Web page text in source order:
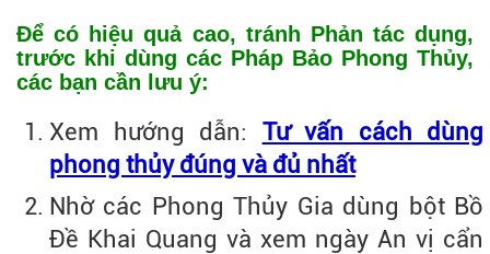
Để có hiệu quả cao, tránh Phản tác dụng,
trước khi dùng các Pháp Bảo Phong Thủy,
các bạn cần lưu ý:
Xem hướng dẫn: Tư vấn cách dùng
phong thủy đúng và đủ nhất
Nhờ các Phong Thủy Gia dùng bột Bồ
Đề Khai Quang và xem ngày An vị cẩn